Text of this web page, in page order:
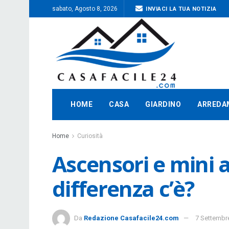
sabato, Agosto 8, 2026 INVIACI LA TUA NOTIZIA
HOME CASA GIARDINO
Home Curiosità
Ascensori e mini
differenza c’è?
Da Redazione Casafacile24.com 7